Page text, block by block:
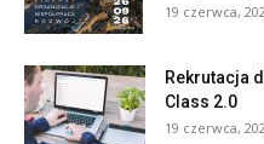
19 czerwca,
Rekrutacja
Class 2.0
19 czerwca,